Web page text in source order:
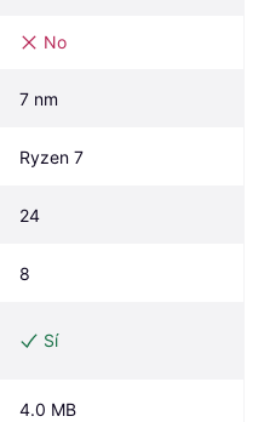
No
7 nm
Ryzen 7
24
8
Sí
4.0 MB